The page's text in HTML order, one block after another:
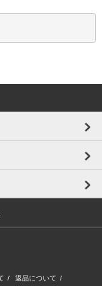
/ 返品について /